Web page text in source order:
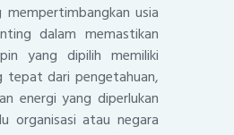
usia
dalam memastikan
yang dipilih memiliki
tepat dari pengetahuan,
energi yang diperlukan
organisasi atau negara